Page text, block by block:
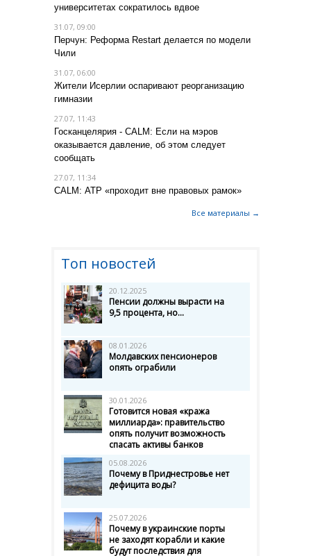
университетах сократилось вдвое
31.07, 09:00
Перчун: Реформа Restart делается по модели
Чили
31.07, 06:00
Жители Исерлии оспаривают реорганизацию
гимназии
27.07, 11:43
Госканцелярия - CALM: Если на мэров
оказывается давление, об этом следует
сообщать
27.07, 11:34
CALM: АТР «проходит вне правовых рамок»
Все материалы →
Топ новостей
20.12.2025
Пенсии должны вырасти на
9,5 процента, но...
08.01.2026
Молдавских пенсионеров
опять ограбили
30.01.2026
Готовится новая «кража
миллиарда»: правительство
опять получит возможность
спасать активы банков
05.08.2026
Почему в Приднестровье нет
дефицита воды?
25.07.2026
Почему в украинские порты
не заходят корабли и какие
будут последствия для